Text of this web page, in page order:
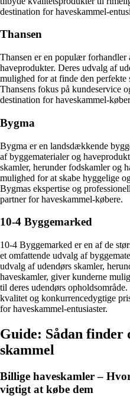
destination for haveskammel-
Thansen
Thansen er en populær
haveprodukter. Deres udvalg af
mulighed for at finde den perfekte
Thansens fokus på kundeservice
destination for haveskammel-
Bygma
Bygma er en landsdækkende
af byggematerialer og
skamler, herunder fodskamler og
mulighed for at skabe hyggelige
Bygmas ekspertise og
partner for haveskammel-købere.
10-4 Byggemarked
10-4 Byggemarked er en af de
et omfattende udvalg af
udvalg af udendørs skamler,
haveskamler, giver kunderne
til deres udendørs
kvalitet og konkurrencedygtige
for haveskammel-entusiaster.
Guide: Sådan finder
skammel
Billige haveskamler –
vigtigt at købe dem